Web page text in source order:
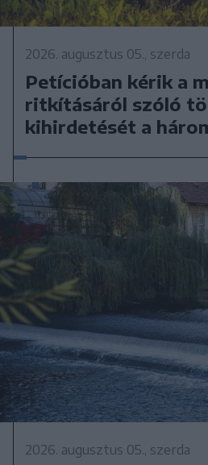
2026. augusztus 05., szerda
Petícióban kérik a
ritkításáról szóló
kihirdetését a
2026. augusztus 05., szerda